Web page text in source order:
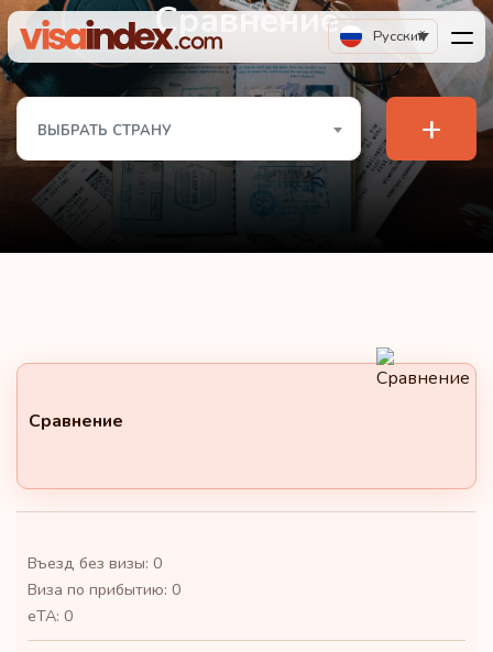
Русский
Сравнение
ВЫБРАТЬ СТРАНУ +
Сравнение
Въезд без визы: 0
Виза по прибытию: 0
eTA: 0